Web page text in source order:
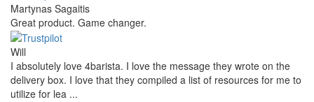
Martynas Sagaitis
Great product. Game changer.
Will
I absolutely love 4barista. I love the message they wrote on the
delivery box. I love that they compiled a list of resources for me to
utilize for lea ...